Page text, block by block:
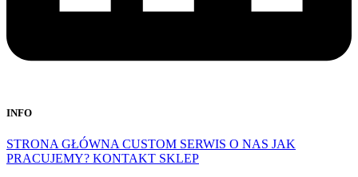
INFO
STRONA GŁÓWNA CUSTOM SERWIS O NAS JAK
PRACUJEMY? KONTAKT SKLEP